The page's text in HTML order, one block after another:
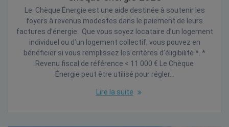
Le Chèque Énergie est une aide destinée à soutenir les
foyers à revenus modestes dans le paiement de leurs
factures d’énergie. Que vous soyez locataire d’un logement
individuel ou d’un logement collectif, vous pouvez en
bénéficier si vous remplissez les critères d’éligibilité *. *
Revenu fiscal de référence < 11 000 € Le Chèque
Énergie peut être utilisé pour régler…
Lire la suite